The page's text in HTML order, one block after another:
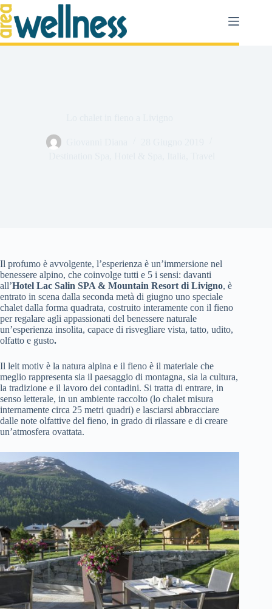
Salta
al
contenuto
Il profumo è avvolgente, l’esperienza è un’immersione nel
benessere alpino, che coinvolge tutti e 5 i sensi: davanti
all’Hotel Lac Salin SPA & Mountain Resort di Livigno, è
entrato in scena dalla seconda metà di giugno uno speciale
chalet dalla forma quadrata, costruito interamente con il fieno
per regalare agli appassionati del benessere naturale
un’esperienza insolita, capace di risvegliare vista, tatto, udito,
olfatto e gusto.
Il leit motiv è la natura alpina e il fieno è il materiale che
meglio rappresenta sia il paesaggio di montagna, sia la cultura,
la tradizione e il lavoro dei contadini. Si tratta di entrare, in
senso letterale, in un ambiente raccolto (lo chalet misura
internamente circa 25 metri quadri) e lasciarsi abbracciare
dalle note olfattive del fieno, in grado di rilassare e di creare
un’atmosfera ovattata.